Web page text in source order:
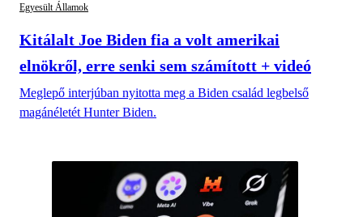
Egyesült Államok
Kitálalt Joe Biden fia a volt amerikai
elnökről, erre senki sem számított + videó
Meglepő interjúban nyitotta meg a Biden család legbelső
magánéletét Hunter Biden.